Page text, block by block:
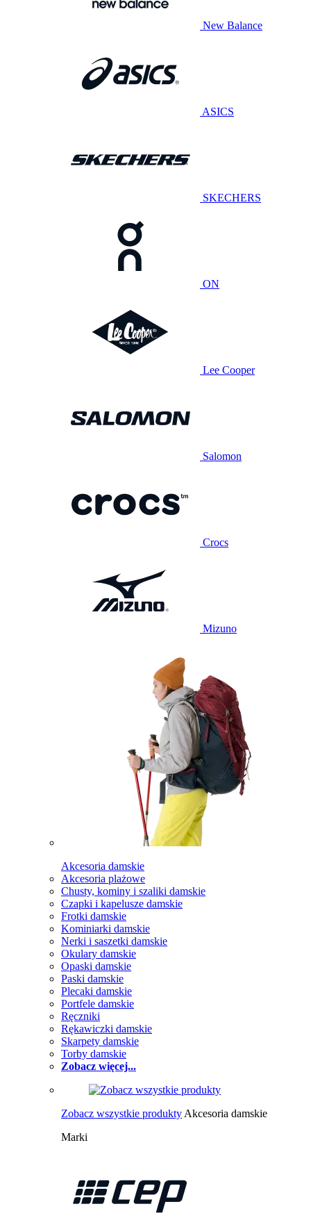
New Balance
ASICS
SKECHERS
ON
Lee Cooper
Salomon
Crocs
Mizuno
Akcesoria damskie
Akcesoria plażowe
Chusty, kominy i szaliki damskie
Czapki i kapelusze damskie
Frotki damskie
Kominiarki damskie
Nerki i saszetki damskie
Okulary damskie
Opaski damskie
Paski damskie
Plecaki damskie
Portfele damskie
Ręczniki
Rękawiczki damskie
Skarpety damskie
Torby damskie
Zobacz więcej...
Zobacz wszystkie produkty Akcesoria damskie
Marki